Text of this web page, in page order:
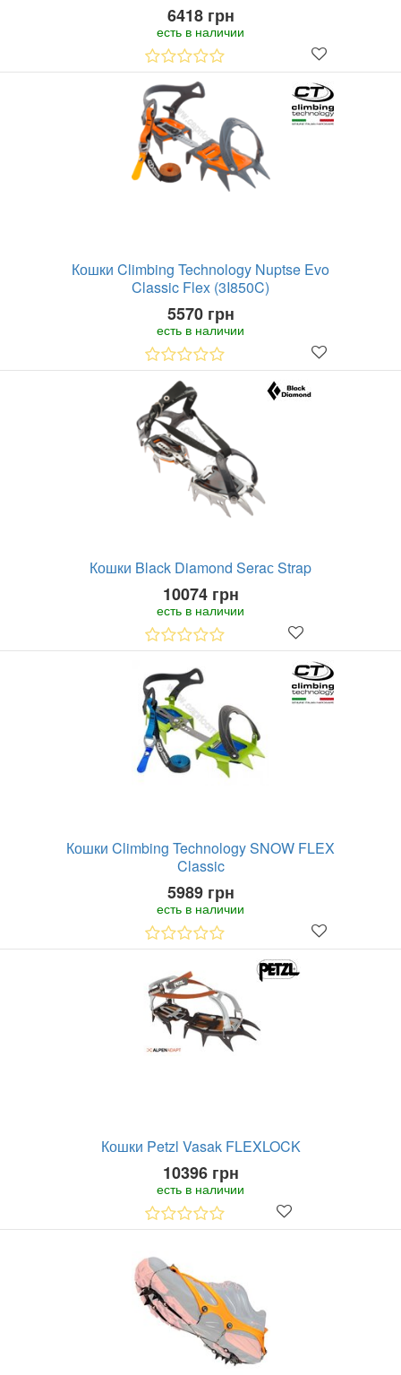
6418 грн
есть в наличии
Кошки Climbing Technology Nuptse Evo
Classic Flex (3I850C)
5570 грн
есть в наличии
Кошки Black Diamond Seraс Strap
10074 грн
есть в наличии
Кошки Climbing Technology SNOW FLEX
Classic
5989 грн
есть в наличии
Кошки Petzl Vasak FLEXLOCK
10396 грн
есть в наличии